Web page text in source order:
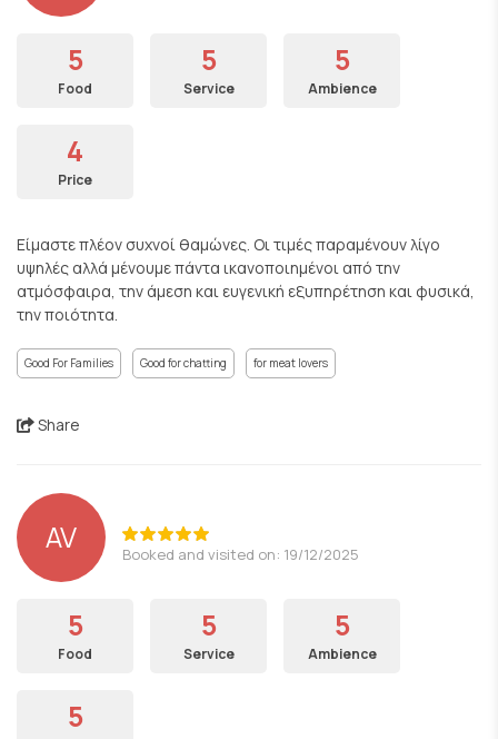
5
Food
5
Service
5
Ambience
4
Price
Είμαστε πλέον συχνοί θαμώνες. Οι τιμές παραμένουν λίγο
υψηλές αλλά μένουμε πάντα ικανοποιημένοι από την
ατμόσφαιρα, την άμεση και ευγενική εξυπηρέτηση και φυσικά,
την ποιότητα.
Good For Families Good for chatting for meat lovers
Share
AV Booked and visited on: 19/12/2025
5
Food
5
Service
5
Ambience
5